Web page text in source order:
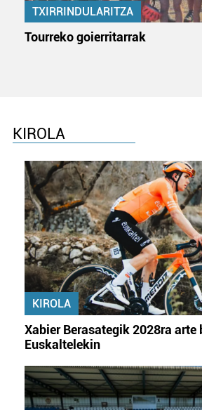
TXIRRINDULARITZA
Tourreko goierritarrak
KIROLA
KIROLA
Xabier Berasategik 2028ra arte
Euskaltelekin